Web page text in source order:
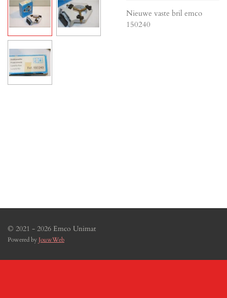
Nieuwe vaste bril emco
150240
© 2021 - 2026 Emco Unimat
Powered byJouwWeb